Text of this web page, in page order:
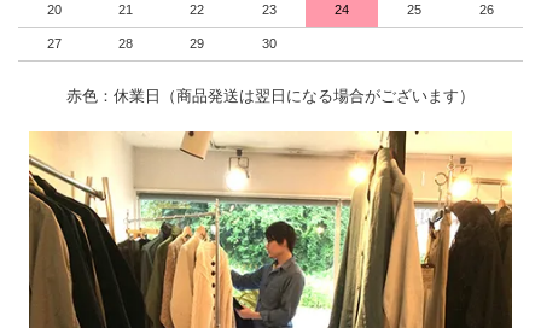
20 21 22 23 24 25 26
27 28 29 30
赤色：休業日（商品発送は翌日になる場合がございます）